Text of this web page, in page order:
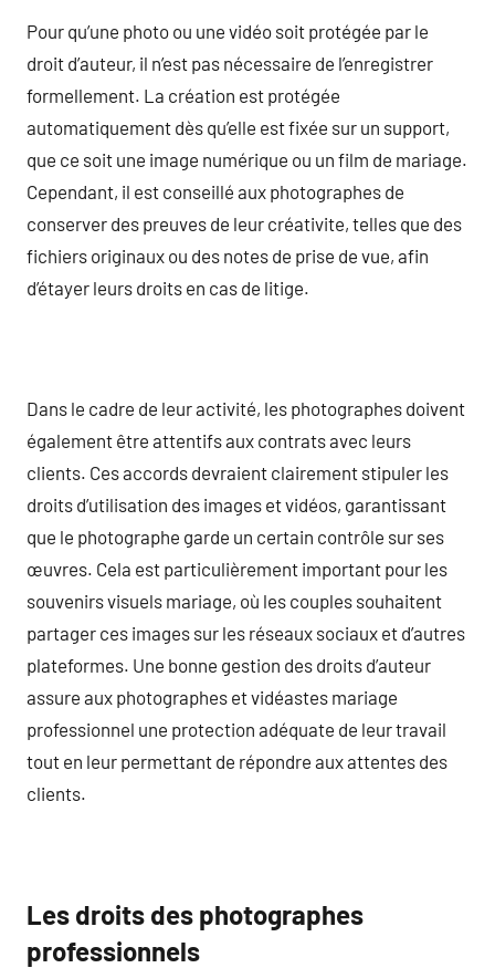
Pour qu’une photo ou une vidéo soit protégée par le
droit d’auteur, il n’est pas nécessaire de l’enregistrer
formellement. La création est protégée
automatiquement dès qu’elle est fixée sur un support,
que ce soit une image numérique ou un film de mariage.
Cependant, il est conseillé aux photographes de
conserver des preuves de leur créativite, telles que des
fichiers originaux ou des notes de prise de vue, afin
d’étayer leurs droits en cas de litige.
Dans le cadre de leur activité, les photographes doivent
également être attentifs aux contrats avec leurs
clients. Ces accords devraient clairement stipuler les
droits d’utilisation des images et vidéos, garantissant
que le photographe garde un certain contrôle sur ses
œuvres. Cela est particulièrement important pour les
souvenirs visuels mariage, où les couples souhaitent
partager ces images sur les réseaux sociaux et d’autres
plateformes. Une bonne gestion des droits d’auteur
assure aux photographes et vidéastes mariage
professionnel une protection adéquate de leur travail
tout en leur permettant de répondre aux attentes des
clients.
Les droits des photographes
professionnels